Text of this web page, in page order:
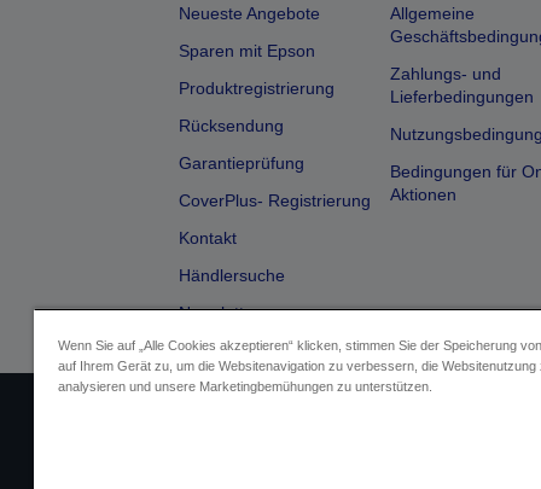
Neueste Angebote
Sparen mit Epson
Produktregistrierung
Rücksendung
Garantieprüfung
CoverPlus- Registrierung
Kontakt
Händlersuche
Newsletter
Allgemeine
Zahlungs- und
Lieferbedingungen
Bedingungen für
Aktionen
Wenn Sie auf „Alle Cookies akzeptieren“ klicken, stimmen Sie der Speicherung
auf Ihrem Gerät zu, um die Websitenavigation zu verbessern, die Websitenutzung
analysieren und unsere Marketingbemühungen zu unterstützen.